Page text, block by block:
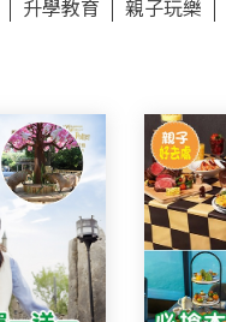
升學教育 親子玩樂